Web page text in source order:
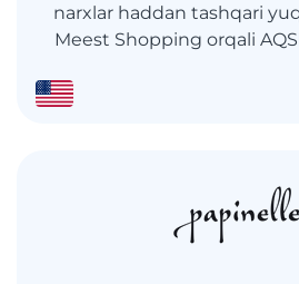
narxlar haddan tashqari
Meest Shopping orqali